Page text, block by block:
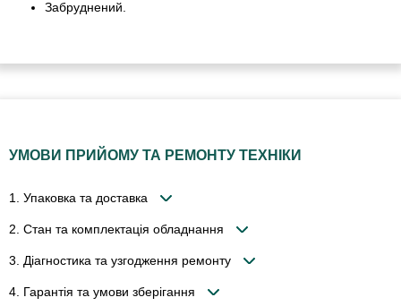
Забруднений.
УМОВИ ПРИЙОМУ ТА РЕМОНТУ ТЕХНІКИ
1. Упаковка та доставка
2. Стан та комплектація обладнання
3. Діагностика та узгодження ремонту
4. Гарантія та умови зберігання